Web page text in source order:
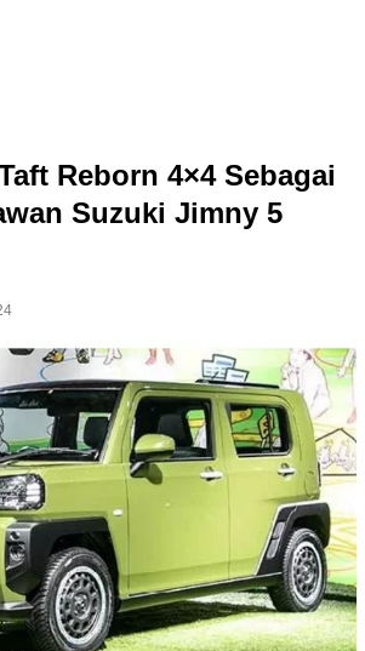
Reborn 4×4 Sebagai
Suzuki Jimny 5